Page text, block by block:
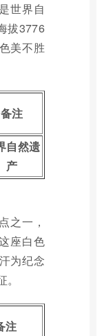
世界自
拔3776
美不胜
备注
自然遗
产
之一，
座白色
为纪念
注